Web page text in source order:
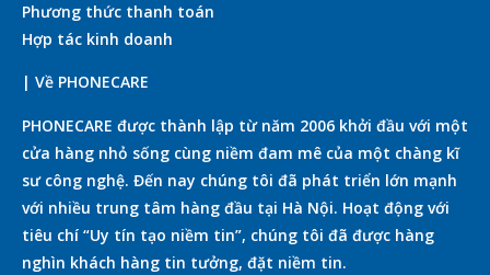
Phương thức thanh toán
Hợp tác kinh doanh
| Về PHONECARE
PHONECARE được thành lập từ năm 2006 khởi đầu với một
cửa hàng nhỏ sống cùng niềm đam mê của một chàng kĩ
sư công nghệ. Đến nay chúng tôi đã phát triển lớn mạnh
với nhiều trung tâm hàng đầu tại Hà Nội. Hoạt động với
tiêu chí “Uy tín tạo niềm tin”, chúng tôi đã được hàng
nghìn khách hàng tin tưởng, đặt niềm tin.